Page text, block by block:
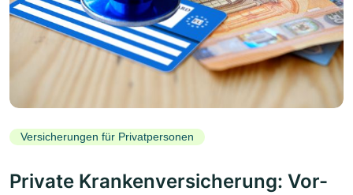
Versicherungen für Privatpersonen
Private Krankenversicherung: Vor-